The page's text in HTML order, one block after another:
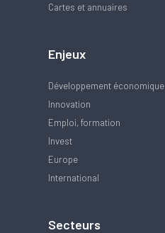
Cartes et annuaires
Enjeux
Développement économique
Innovation
Emploi, formation
Invest
Europe
International
Secteurs